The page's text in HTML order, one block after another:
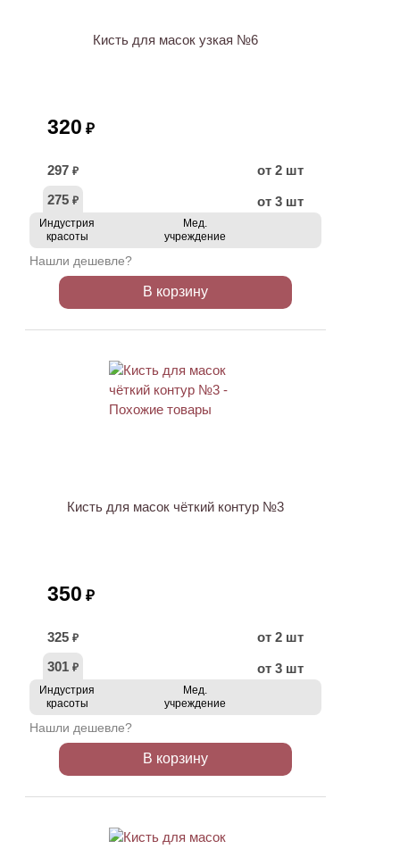
Кисть для масок узкая №6
320 ₽
297 ₽
от 2 шт
275 ₽ от 3 шт
Индустрия
красоты
Мед.
учреждение
Нашли дешевле?
В корзину
Кисть для масок чёткий контур №3
350 ₽
325 ₽
от 2 шт
301 ₽ от 3 шт
Индустрия
красоты
Мед.
учреждение
Нашли дешевле?
В корзину